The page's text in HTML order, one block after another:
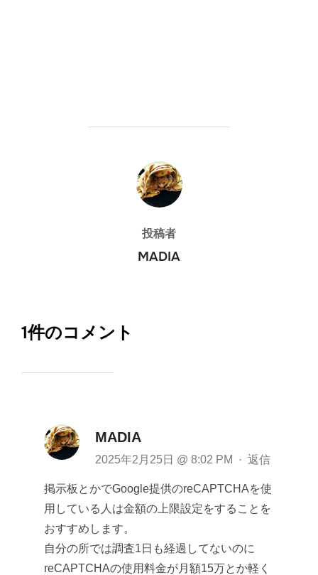
投稿者
投稿者
MADIA
1件のコメント
MADIA
2025年2月25日 @ 8:02 PM · 返信
掲示板とかでGoogle提供のreCAPTCHAを使
用している人は金額の上限設定をすることを
おすすめします。
自分の所では調査1日も経過してないのに
reCAPTCHAの使用料金が月額15万とか軽く